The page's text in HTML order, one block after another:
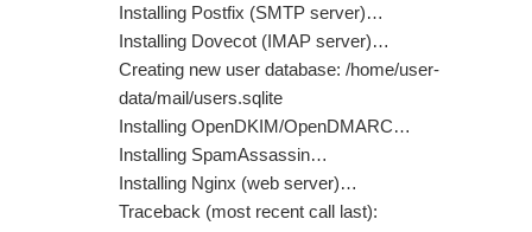
Installing Postfix (SMTP server)…
Installing Dovecot (IMAP server)…
Creating new user database: /home/user-
data/mail/users.sqlite
Installing OpenDKIM/OpenDMARC…
Installing SpamAssassin…
Installing Nginx (web server)…
Traceback (most recent call last):